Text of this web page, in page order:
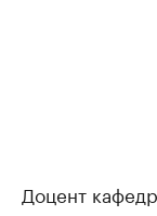
Доцент